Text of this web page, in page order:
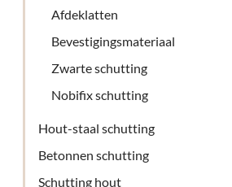
Afdeklatten
Bevestigingsmateriaal
Zwarte schutting
Nobifix schutting
Hout-staal schutting
Betonnen schutting
Schutting hout